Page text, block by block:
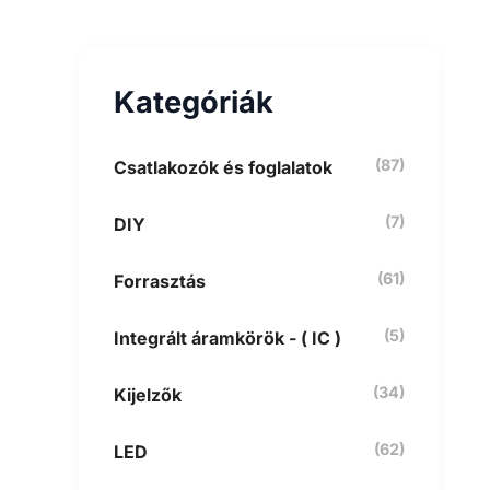
a
k
v
k
ő
e
Kategóriák
Csatlakozók és foglalatok (87)
DIY (7)
Forrasztás (61)
Integrált áramkörök - ( IC ) (5)
Kijelzők (34)
LED (62)